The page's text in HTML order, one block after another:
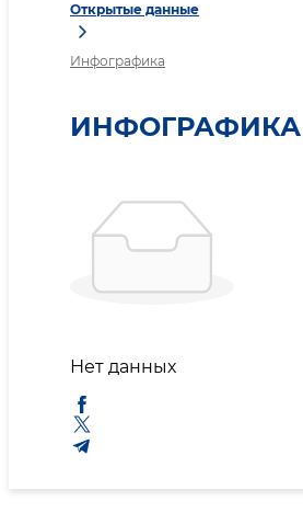
Открытые данные
Инфографика
ИНФОГРАФИКА
Нет данных